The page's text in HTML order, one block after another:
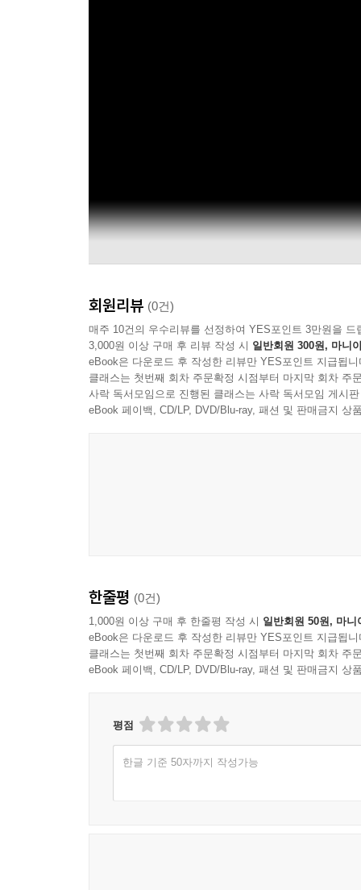
회원리뷰 (0건)
매주 10건의 우수리뷰를 선정하여 YES포인트 3만원을 드
3,000원 이상 구매 후 리뷰 작성 시 일반회원 300원, 마니
eBook은 다운로드 후 작성한 리뷰만 YES포인트 지급됩니
클래스는 첫번째 회차 주문확정 시점부터 마지막 회차 주
사락 독서모임으로 진행된 클래스는 사락 독서모임 게시
eBook 페이백, CD/LP, DVD/Blu-ray, 패션 및 판매금지 상
한줄평 (0건)
1,000원 이상 구매 후 한줄평 작성 시 일반회원 50원, 마니
eBook은 다운로드 후 작성한 리뷰만 YES포인트 지급됩니
클래스는 첫번째 회차 주문확정 시점부터 마지막 회차 주
eBook 페이백, CD/LP, DVD/Blu-ray, 패션 및 판매금지 상
평점
한글 기준 50자까지 작성가능